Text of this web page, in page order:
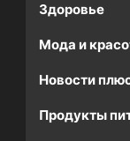
Здоровье
Мода и
Новости
Продукты